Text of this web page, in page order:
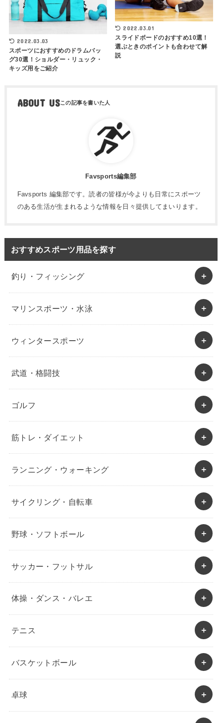
2022.03.03
スポーツにおすすめのドラムバッ
グ30選！ショルダー・リュック・
キッズ用をご紹介
2022.03.01
スライドボードのおすすめ10選！
選ぶときのポイントも合わせて解
説
ABOUT US
Favsports編集部
Favsports 編集部です。読者の皆様が今よりも日常にスポーツ
のある生活が生まれるような情報を日々提供してまいります。
おすすめスポーツ用品を探す
釣り・フィッシング
マリンスポーツ・水泳
ウィンタースポーツ
武道・格闘技
ゴルフ
筋トレ・ダイエット
ランニング・ウォーキング
サイクリング・自転車
野球・ソフトボール
サッカー・フットサル
体操・ダンス・バレエ
テニス
バスケットボール
卓球